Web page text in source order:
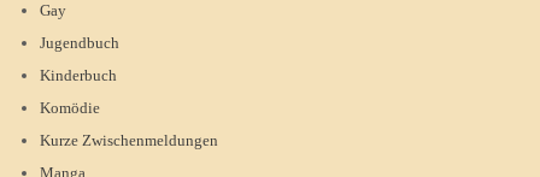
Gay
Jugendbuch
Kinderbuch
Komödie
Kurze Zwischenmeldungen
Manga